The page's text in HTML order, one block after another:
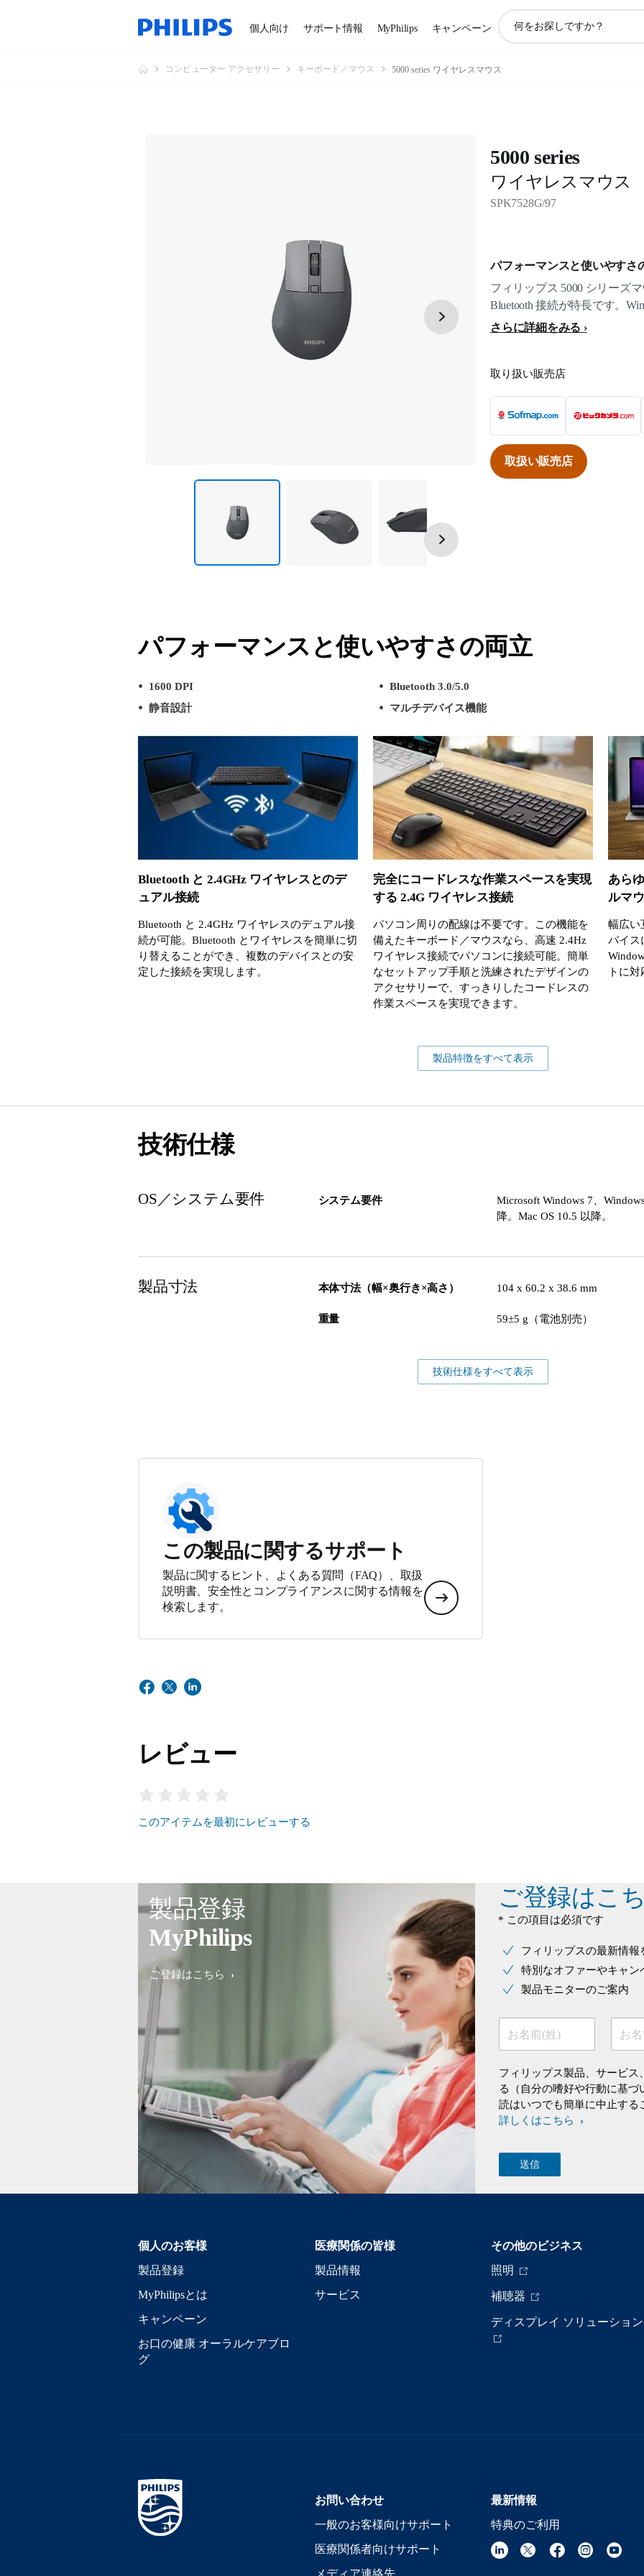
個人向け サポート情報 MyPhilips キャンペーン
索
コンピューター アクセサリー キーボード／マウス 5000 series ワイヤレスマウス
5000 series
ワイヤレスマウス
SPK7528G/97
パフォーマンスと使いやすさ
フィリップス 5000 シリーズ
Bluetooth 接続が特長です。
さらに詳細をみる
取り扱い販売店
取扱い販売店
パフォーマンスと使いやすさの両立
1600 DPI
Bluetooth 3.0/5.0
静音設計
マルチデバイス機能
Bluetooth と 2.4GHz ワイヤレスとのデ
ュアル接続
Bluetooth と 2.4GHz ワイヤレスのデュアル接
続が可能。Bluetooth とワイヤレスを簡単に切
り替えることができ、複数のデバイスとの安
定した接続を実現します。
完全にコードレスな作業スペースを実現
する 2.4G ワイヤレス接続
パソコン周りの配線は不要です。この機能を
備えたキーボード／マウスなら、高速 2.4Hz
ワイヤレス接続でパソコンに接続可能。簡単
なセットアップ手順と洗練されたデザインの
アクセサリーで、すっきりしたコードレスの
作業スペースを実現できます。
あら
ルマ
幅広い
バイス
トに対
製品特徴をすべて表示
技術仕様
OS／システム要件 システム要件
Microsoft Windows 7、
降。Mac OS 10.5 以降。
製品寸法 本体寸法（幅×奥行き×高さ） 104 x 60.2 x 38.6 mm
重量 59±5 g（電池別売）
技術仕様をすべて表示
この製品に関するサポート
製品に関するヒント、よくある質問（FAQ）、取扱
説明書、安全性とコンプライアンスに関する情報を
検索します。
レビュー
このアイテムを最初にレビューする
製品登録
MyPhilips
ご登録はこちら
ご登録はこ
* この項目は必須です
フィリップスの最新情報
特別なオファーやキャン
製品モニターのご案内
お名前(姓) お
フィリップス製品、サービ
る（自分の嗜好や行動に基
読はいつでも簡単に中止する
詳しくはこちら
個人のお客様
製品登録
MyPhilipsとは
キャンペーン
お口の健康 オーラルケアブロ
グ
医療関係の皆様
製品情報
サービス
その他のビジネス
照明
補聴器
ディスプレイ ソリューション
お問い合わせ
一般のお客様向けサポート
医療関係者向けサポート
メディア連絡先
最新情報
特典のご利用